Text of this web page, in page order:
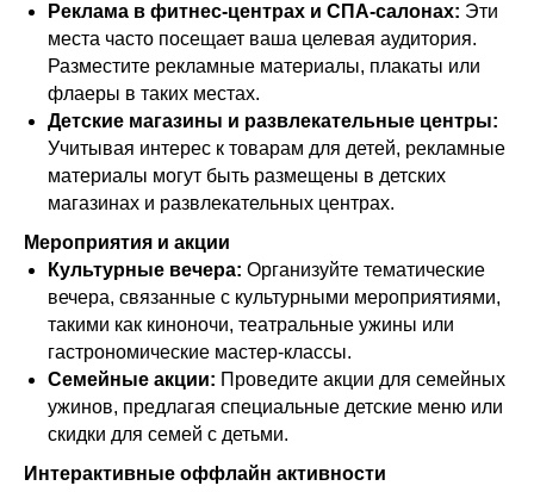
Реклама в фитнес-центрах и СПА-салонах: Эти
места часто посещает ваша целевая аудитория.
Разместите рекламные материалы, плакаты или
флаеры в таких местах.
Детские магазины и развлекательные центры:
Учитывая интерес к товарам для детей, рекламные
материалы могут быть размещены в детских
магазинах и развлекательных центрах.
Мероприятия и акции
Культурные вечера: Организуйте тематические
вечера, связанные с культурными мероприятиями,
такими как киноночи, театральные ужины или
гастрономические мастер-классы.
Семейные акции: Проведите акции для семейных
ужинов, предлагая специальные детские меню или
скидки для семей с детьми.
Интерактивные оффлайн активности